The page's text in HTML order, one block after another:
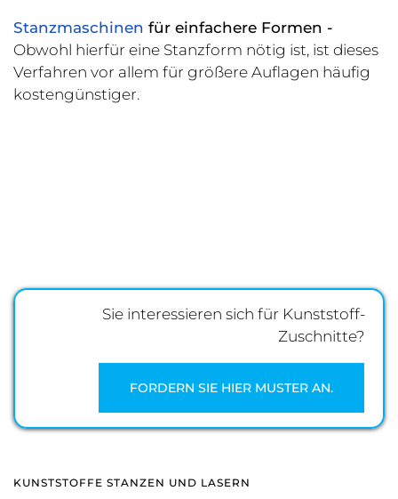
Stanzmaschinen für einfachere Formen -
Obwohl hierfür eine Stanzform nötig ist, ist dieses
Verfahren vor allem für größere Auflagen häufig
kostengünstiger.
Sie interessieren sich für Kunststoff-
Zuschnitte?
FORDERN SIE HIER MUSTER AN.
KUNSTSTOFFE STANZEN UND LASERN